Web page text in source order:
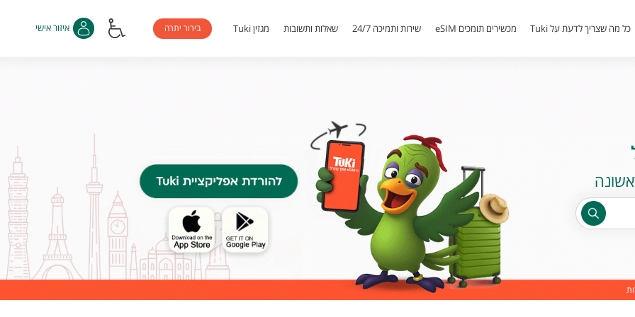
כל מה שצריך לדעת על Tuki מכשירים תומכים eSIM שירות ותמיכה 24/7 שאלות ותשובות מגזין Tuki בירור יתרה איזור אישי